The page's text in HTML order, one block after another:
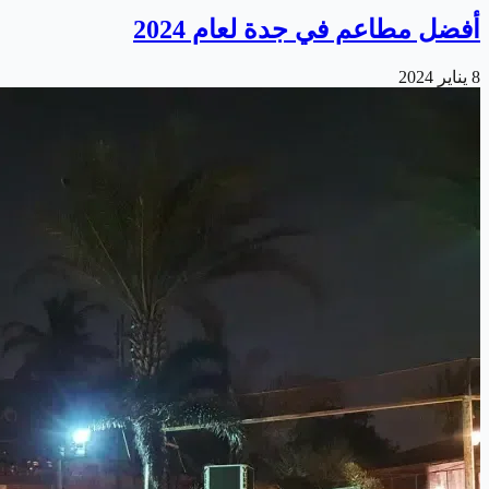
أفضل مطاعم في جدة لعام 2024
8 يناير 2024